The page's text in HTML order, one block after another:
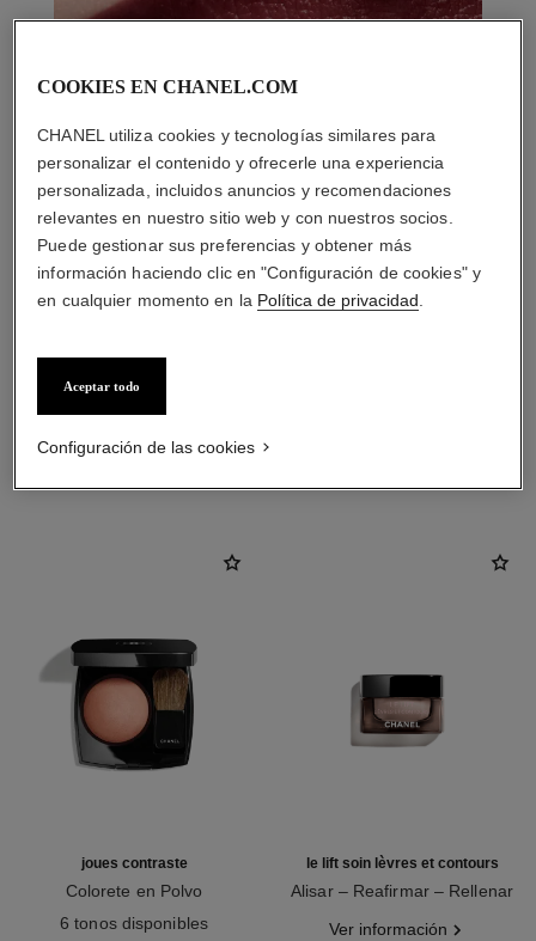
joues contraste
Colorete en Polvo
6 tonos disponibles
le lift soin lèvres et contours
Alisar – Reafirmar – Rellenar
Ver información
COOKIES EN CHANEL.COM
CHANEL utiliza cookies y tecnologías similares para
personalizar el contenido y ofrecerle una experiencia
personalizada, incluidos anuncios y recomendaciones
relevantes en nuestro sitio web y con nuestros socios.
Puede gestionar sus preferencias y obtener más
información haciendo clic en "Configuración de cookies" y
en cualquier momento en la Política de privacidad
Aceptar todo
Configuración de las cookies